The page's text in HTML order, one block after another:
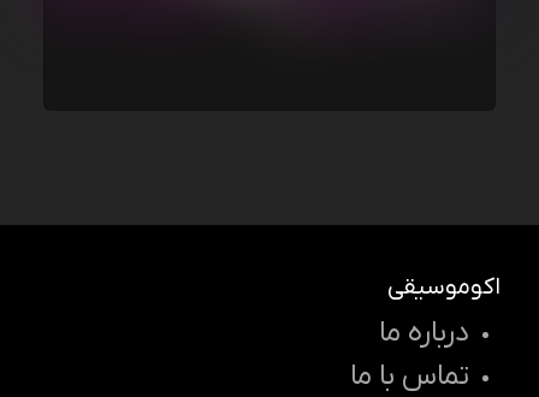
اکوموسیقی
درباره ما
تماس با ما